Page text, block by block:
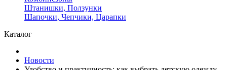
Штанишки, Ползунки
Шапочки, Чепчики, Царапки
Каталог
Новости